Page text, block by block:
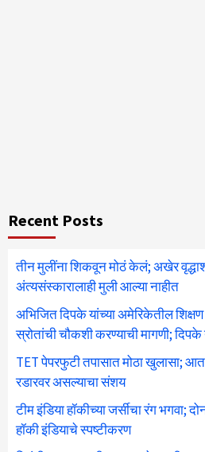
Recent Posts
तीन मुलींना शिकवून मोठं केलं; अखेर
अंत्यसंस्कारालाही मुली आल्या नाहीत
अभिजित दिपके यांच्या अमेरिकेतील शिक्षण
स्रोतांची चौकशी करण्याची मागणी;
TET पेपरफुटी तपासात मोठा खुलासा; आता
रडारवर असल्याचा संशय
टीम इंडिया हॉकीच्या जर्सीचा रंग भगवा;
हॉकी इंडियाचे स्पष्टीकरण